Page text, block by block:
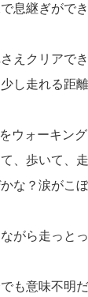
息継ぎがで
えクリアで
少し走れる距
ウォーキン
、歩いて、
な？涙がこ
がら走っと
も意味不明